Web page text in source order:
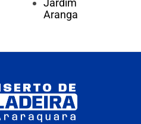
Jardim
Aranga